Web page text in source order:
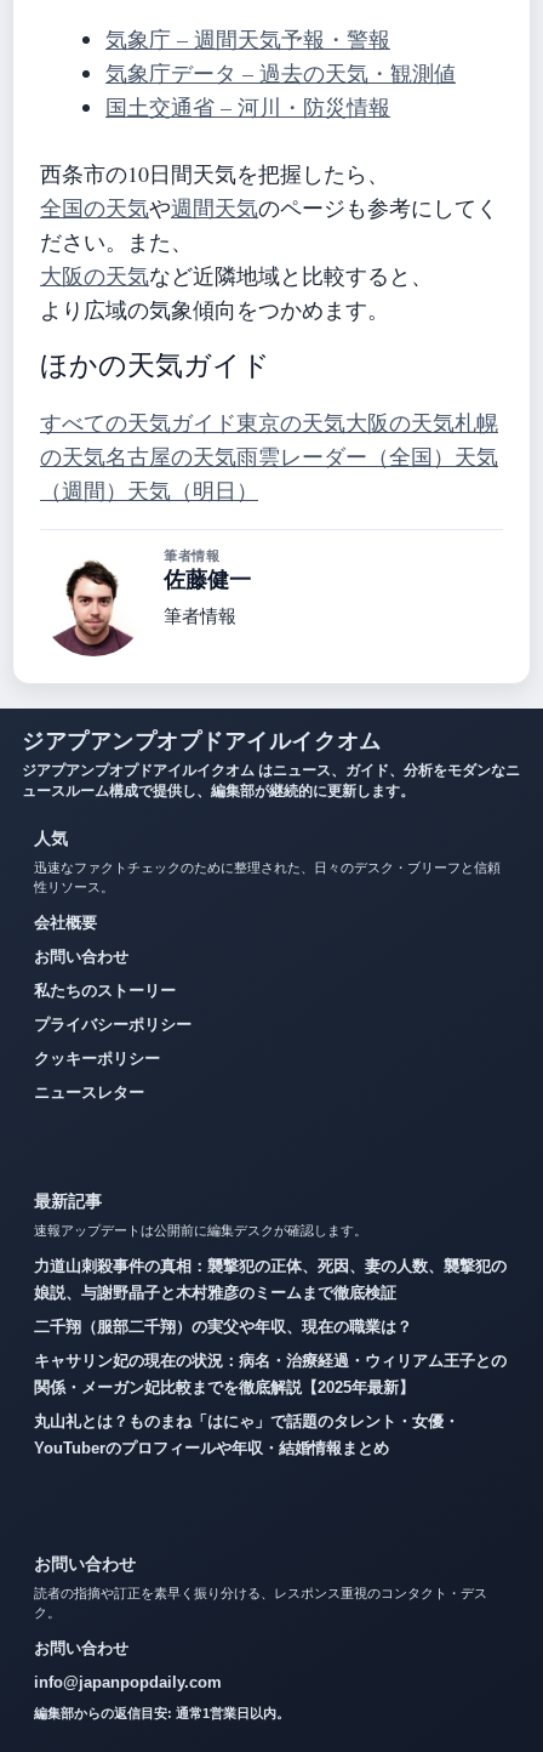
気象庁 – 週間天気予報・警報
気象庁データ – 過去の天気・観測値
国土交通省 – 河川・防災情報
西条市の10日間天気を把握したら、
全国の天気や週間天気のページも参考にしてく
ださい。また、
大阪の天気など近隣地域と比較すると、
より広域の気象傾向をつかめます。
ほかの天気ガイド
すべての天気ガイド東京の天気大阪の天気札幌
の天気名古屋の天気雨雲レーダー（全国） 天気
（週間） 天気（明日）
筆者情報
佐藤健一
筆者情報
ジアプアンプオプドアイルイクオム
ジアプアンプオプドアイルイクオム はニュース、ガイド、分析をモダンなニ
ュースルーム構成で提供し、編集部が継続的に更新します。
人気
迅速なファクトチェックのために整理された、日々のデスク・ブリーフと信頼
性リソース。
会社概要
お問い合わせ
私たちのストーリー
プライバシーポリシー
クッキーポリシー
ニュースレター
最新記事
速報アップデートは公開前に編集デスクが確認します。
力道山刺殺事件の真相：襲撃犯の正体、死因、妻の人数、襲撃犯の
娘説、与謝野晶子と木村雅彦のミームまで徹底検証
二千翔（服部二千翔）の実父や年収、現在の職業は？
キャサリン妃の現在の状況：病名・治療経過・ウィリアム王子との
関係・メーガン妃比較までを徹底解説【2025年最新】
丸山礼とは？ものまね「はにゃ」で話題のタレント・女優・
YouTuberのプロフィールや年収・結婚情報まとめ
お問い合わせ
読者の指摘や訂正を素早く振り分ける、レスポンス重視のコンタクト・デス
ク。
お問い合わせ
info@japanpopdaily.com
編集部からの返信目安: 通常1営業日以内。